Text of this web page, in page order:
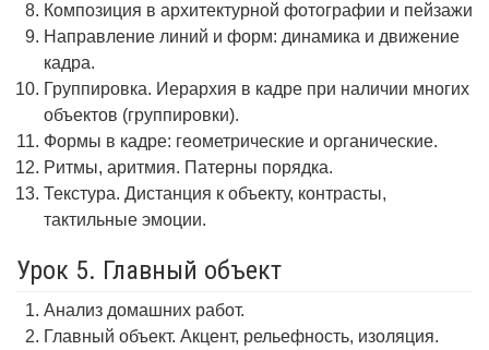
Композиция в архитектурной фотографии и пейзажи
Направление линий и форм: динамика и движение
кадра.
Группировка. Иерархия в кадре при наличии многих
объектов (группировки).
Формы в кадре: геометрические и органические.
Ритмы, аритмия. Патерны порядка.
Текстура. Дистанция к объекту, контрасты,
тактильные эмоции.
Урок 5. Главный объект
Анализ домашних работ.
Главный объект. Акцент, рельефность, изоляция.